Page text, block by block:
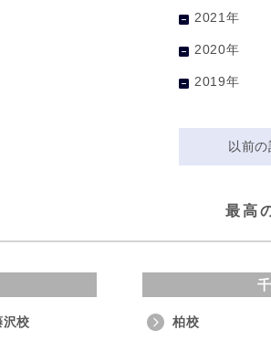
2021年
2020年
2019年
以前
最高
沢校
柏校